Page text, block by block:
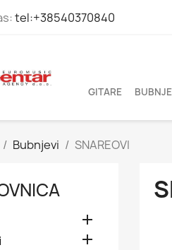
tel:+38540370840
GITARE
Bubnjevi SNAREOVI

